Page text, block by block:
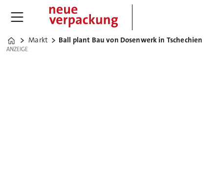
Home
Markt Ball plant Bau von Dosenwerk in Tschechien
ANZEIGE
ANZEIGE